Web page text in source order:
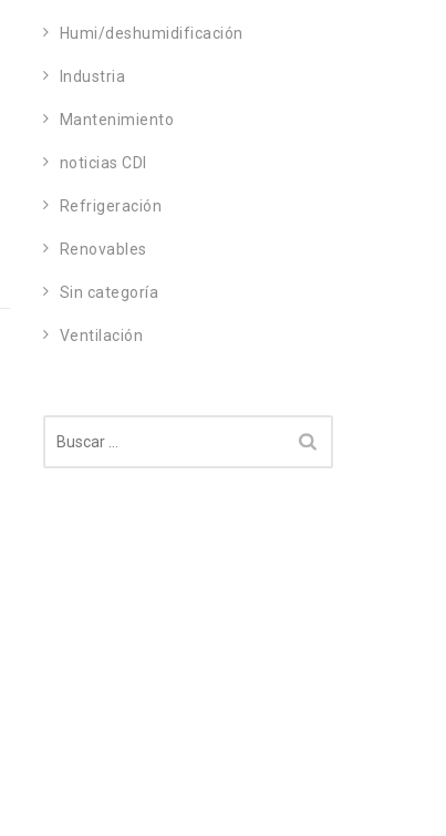
Humi/deshumidificación
Industria
Mantenimiento
noticias CDI
Refrigeración
Renovables
Sin categoría
Ventilación